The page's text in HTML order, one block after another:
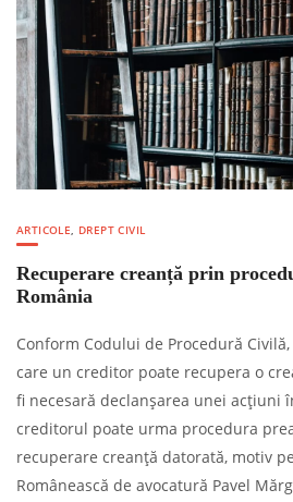
ARTICOLE, DREPT CIVIL
Recuperare creanță prin
România
Conform Codului de Procedură
care un creditor poate recupera o
fi necesară declanșarea unei acțiuni
creditorul poate urma procedura
recuperare creanță datorată, motiv
Românească de avocatură Pavel